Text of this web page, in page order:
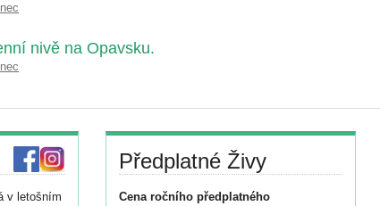
nivě na Opavsku.
v letošním
Předplatné Živy
Cena ročního předplatného